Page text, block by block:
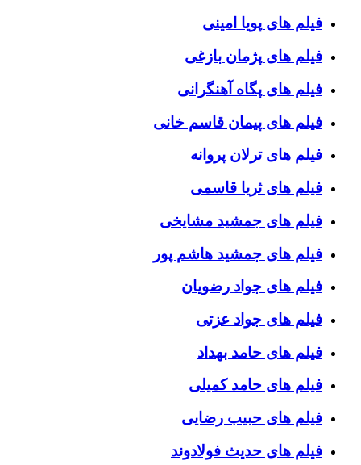
فیلم های پویا امینی
فیلم های پژمان بازغی
فیلم های پگاه آهنگرانی
فیلم های پیمان قاسم خانی
فیلم های ترلان پروانه
فیلم های ثریا قاسمی
فیلم های جمشید مشایخی
فیلم های جمشید هاشم پور
فیلم های جواد رضویان
فیلم های جواد عزتی
فیلم های حامد بهداد
فیلم های حامد کمیلی
فیلم های حبیب رضایی
فیلم های حدیث فولادوند